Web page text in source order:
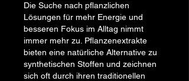
Die Suche nach pflanzlichen
Lösungen für mehr Energie und
besseren Fokus im Alltag nimmt
immer mehr zu. Pflanzenextrakte
bieten eine natürliche Alternative zu
synthetischen Stoffen und zeichnen
sich oft durch ihren traditionellen